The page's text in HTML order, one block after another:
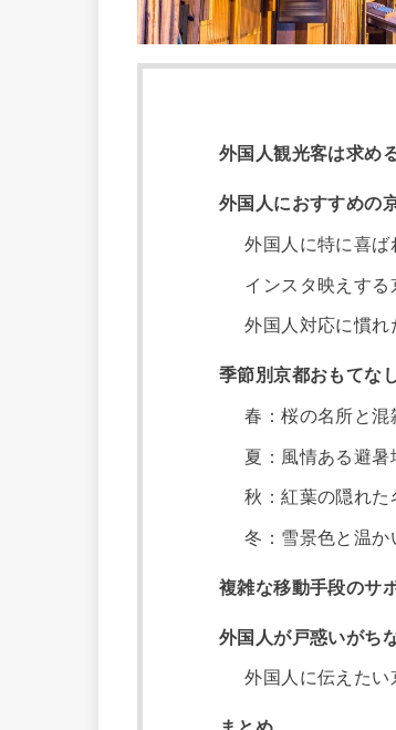
外国人観光客は求め
外国人におすすめの
外国人に特に喜ば
インスタ映えする
外国人対応に慣れ
季節別京都おもてな
春：桜の名所と混
夏：風情ある避暑
秋：紅葉の隠れた
冬：雪景色と温か
複雑な移動手段のサ
外国人が戸惑いがち
外国人に伝えた